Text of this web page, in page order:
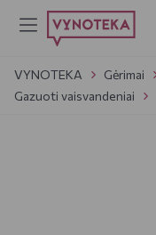
VYNOTEKA Gėrimai
Gazuoti vaisvandeniai